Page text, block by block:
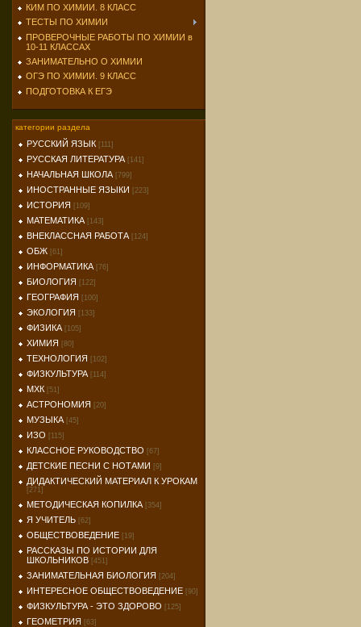
КИМ ПО ХИМИИ. 8 КЛАСС
ТЕСТЫ ПО ХИМИИ
ПРОВЕРОЧНЫЕ РАБОТЫ ПО ХИМИИ в
10-11 КЛАССАХ
ЗАНИМАТЕЛЬНО О ХИМИИ
ОГЭ ПО ХИМИИ. 9 КЛАСС
ПОДГОТОВКА К ЕГЭ
категории раздела
РУССКИЙ ЯЗЫК [111]
РУССКАЯ ЛИТЕРАТУРА [141]
НАЧАЛЬНАЯ ШКОЛА [799]
ИНОСТРАННЫЕ ЯЗЫКИ [223]
ИСТОРИЯ [109]
МАТЕМАТИКА [143]
ВНЕКЛАССНАЯ РАБОТА [124]
ОБЖ [61]
ИНФОРМАТИКА [76]
БИОЛОГИЯ [122]
ГЕОГРАФИЯ [100]
ЭКОЛОГИЯ [133]
ФИЗИКА [105]
ХИМИЯ [80]
ТЕХНОЛОГИЯ [102]
ФИЗКУЛЬТУРА [114]
МХК [51]
АСТРОНОМИЯ [20]
МУЗЫКА [45]
ИЗО [115]
КЛАССНОЕ РУКОВОДСТВО [67]
ДЕТСКИЕ ПЕСНИ С НОТАМИ [9]
ДИДАКТИЧЕСКИЙ МАТЕРИАЛ К УРОКАМ
[271]
МЕТОДИЧЕСКАЯ КОПИЛКА [354]
Я УЧИТЕЛЬ [62]
ОБЩЕСТВОВЕДЕНИЕ [19]
РАССКАЗЫ ПО ИСТОРИИ ДЛЯ
ШКОЛЬНИКОВ [451]
ЗАНИМАТЕЛЬНАЯ БИОЛОГИЯ [204]
ИНТЕРЕСНОЕ ОБЩЕСТВОВЕДЕНИЕ [90]
ФИЗКУЛЬТУРА - ЭТО ЗДОРОВО [125]
ГЕОМЕТРИЯ [63]